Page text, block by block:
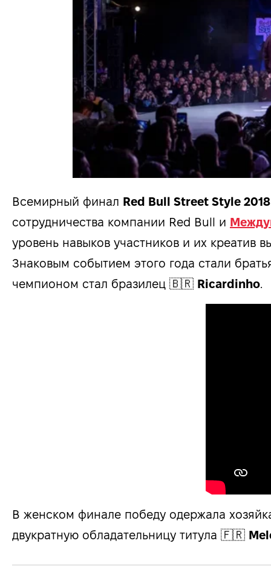
Всемирный финал Red Bull Street Style 2018
сотрудничества компании Red Bull и
уровень навыков участников и их креатив
Знаковым событием этого года стали
чемпионом стал бразилец 🇧🇷 Ricardinho.
В женском финале победу одержала
двукратную обладательницу титула 🇫🇷